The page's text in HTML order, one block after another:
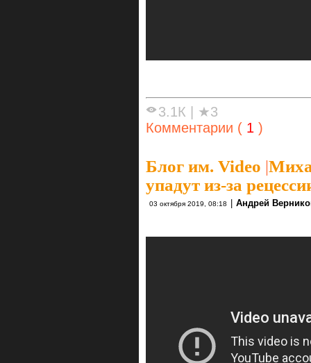
3.1К
★3
Комментарии ( 1 )
Блог им. Video |
упадут из-за
03 октября 2019, 08:18 Андрей